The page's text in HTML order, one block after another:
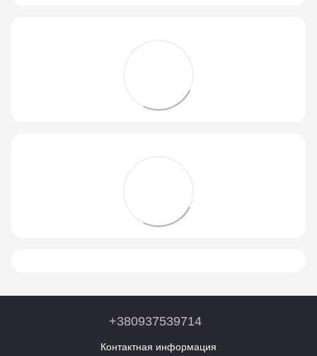
+380937539714
Контактная информация